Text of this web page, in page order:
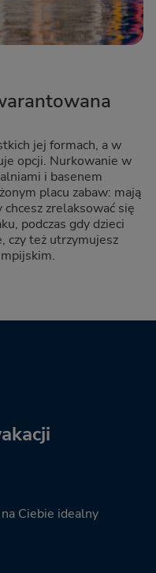
jej formach, a w
opcji. Nurkowanie w
i basenem
placu zabaw: mają
zrelaksować się
podczas gdy dzieci
czy też utrzymujesz
Ciebie idealny